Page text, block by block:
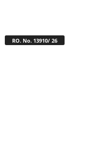
RO. No. 13910/ 26